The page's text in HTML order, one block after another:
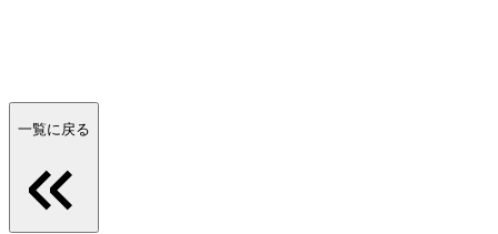
一覧に戻る